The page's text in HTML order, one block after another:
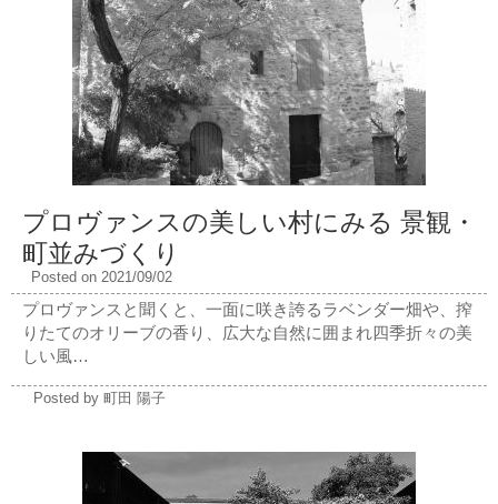
プロヴァンスの美しい村にみる 景観・
町並みづくり
Posted on 2021/09/02
プロヴァンスと聞くと、一面に咲き誇るラベンダー畑や、搾
りたてのオリーブの香り、広大な自然に囲まれ四季折々の美
しい風…
Posted by 町田 陽子